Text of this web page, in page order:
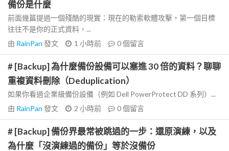
備份是什麼
前面幾篇提過一個殘酷的現實：現在的勒索軟體攻擊，第一個目標
往往不是你的正式資料，...
由 RainPan 發文 1 小時前 0個留言
# [Backup] 為什麼備份設備可以塞進 30 倍的資料？聊聊
重複資料刪除（Deduplication）
如果你看過企業級備份設備（例如 Dell PowerProtect DD 系列）...
由 RainPan 發文 2 小時前 0個留言
# [Backup] 備份界最常被跳過的一步：還原演練，以及
為什麼「沒演練過的備份」等於沒備份